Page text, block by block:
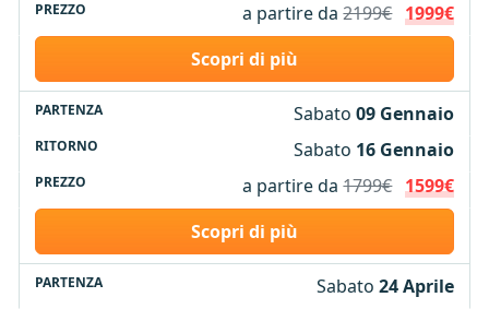
a partire da2199€ 1999€
Scopri di più
Sabato09 Gennaio
Sabato 16 Gennaio
a partire da1799€ 1599€
Scopri di più
Sabato24 Aprile